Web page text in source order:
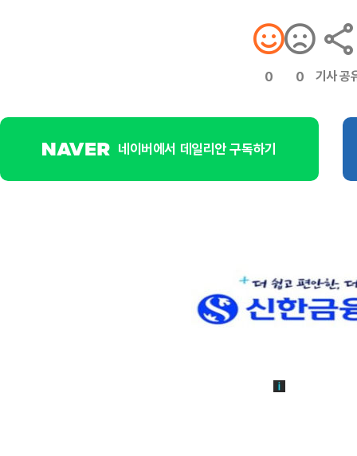
0 0 기사 공
네이버에서 데일리안 구독하기